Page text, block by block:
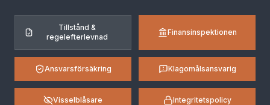
Tillstånd &
regelefterlevnad
Finansinspektionen
Ansvarsförsäkring Klagomålsansvarig
Visselblåsare Integritetspolicy